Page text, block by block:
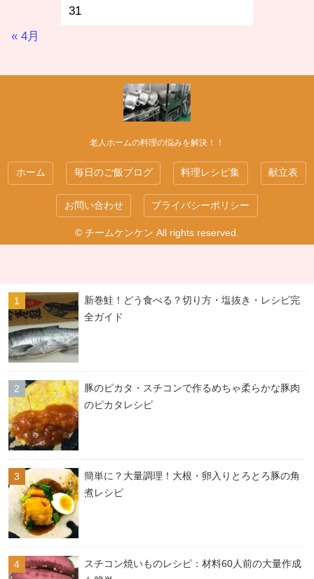
31
« 4月
老人ホームの料理の悩みを解決！！
ホーム 毎日のご飯ブログ 料理レシピ集 献立表
お問い合わせ プライバシーポリシー
© チームケンケン All rights reserved.
新巻鮭！どう食べる？切り方・塩抜き・レシピ完
全ガイド
豚のピカタ・スチコンで作るめちゃ柔らかな豚肉
のピカタレシピ
簡単に？大量調理！大根・卵入りとろとろ豚の角
煮レシピ
スチコン焼いものレシピ：材料60人前の大量作成